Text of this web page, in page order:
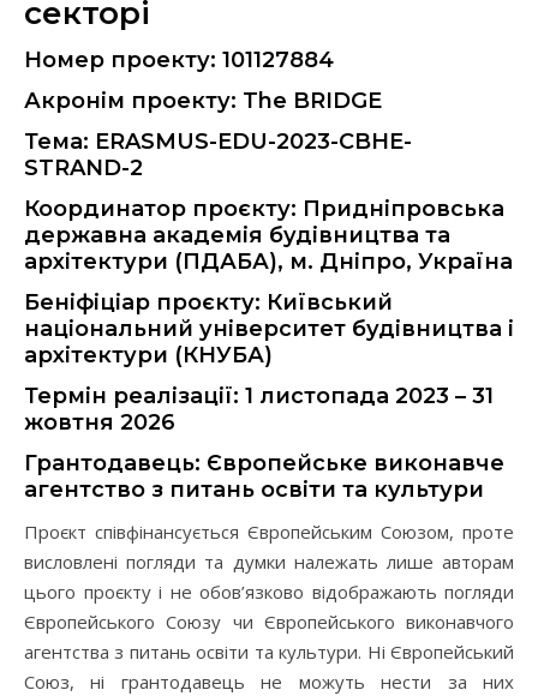
секторі
Номер проекту: 101127884
Акронім проекту: The BRIDGE
Тема: ERASMUS-EDU-2023-CBHE-
STRAND-2
Координатор проєкту: Придніпровська
державна академія будівництва та
архітектури (ПДАБА), м. Дніпро, Україна
Беніфіціар проєкту: Київський
національний університет будівництва і
архітектури (КНУБА)
Термін реалізації: 1 листопада 2023 – 31
жовтня 2026
Грантодавець: Європейське виконавче
агентство з питань освіти та культури
Проєкт співфінансується Європейським Союзом, проте
висловлені погляди та думки належать лише авторам
цього проєкту і не обов’язково відображають погляди
Європейського Союзу чи Європейського виконавчого
агентства з питань освіти та культури. Ні Європейський
Союз, ні грантодавець не можуть нести за них